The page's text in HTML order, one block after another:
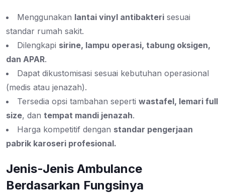
Menggunakan lantai vinyl antibakteri sesuai
standar rumah sakit.
Dilengkapi sirine, lampu operasi, tabung oksigen,
dan APAR.
Dapat dikustomisasi sesuai kebutuhan operasional
(medis atau jenazah).
Tersedia opsi tambahan seperti wastafel, lemari full
size, dan tempat mandi jenazah.
Harga kompetitif dengan standar pengerjaan
pabrik karoseri profesional.
Jenis-Jenis Ambulance
Berdasarkan Fungsinya